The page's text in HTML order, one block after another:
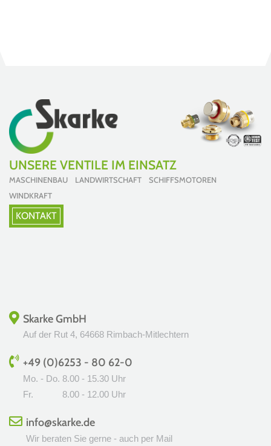
UNSERE VENTILE IM EINSATZ
MASCHINENBAU LANDWIRTSCHAFT SCHIFFSMOTOREN
WINDKRAFT
KONTAKT
Skarke GmbH
Auf der Rut 4, 64668 Rimbach-Mitlechtern
+49 (0)6253 - 80 62-0
Mo. - Do. 8.00 - 15.30 Uhr
Fr.
8.00 - 12.00 Uhr
info@skarke.de
Wir beraten Sie gerne - auch per Mail